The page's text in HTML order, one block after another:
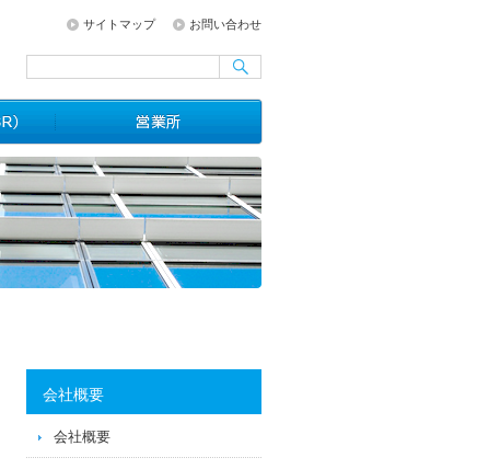
サイトマップ お問い合わせ
会社概要
会社概要